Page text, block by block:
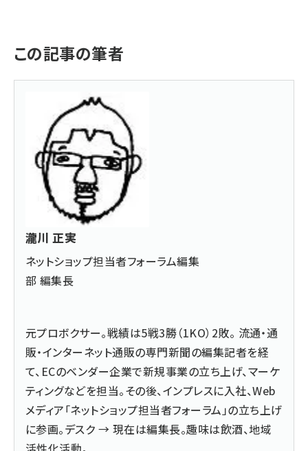
この記事の筆者
瀧川 正実
ネットショップ担当者フォーラム編集
部 編集長
元プロボクサー。戦績は5戦3勝（1KO）2敗。 流通・通
販・インターネット通販の専門新聞の編集記者を経
て、ECのベンダー企業で新規事業の立ち上げ、マーケ
ティングなどを担当。その後、インプレスに入社、Web
メディア「ネットショップ担当者フォーラム」の立ち上げ
に参画。デスク → 現在は編集長。趣味は飲酒、地域